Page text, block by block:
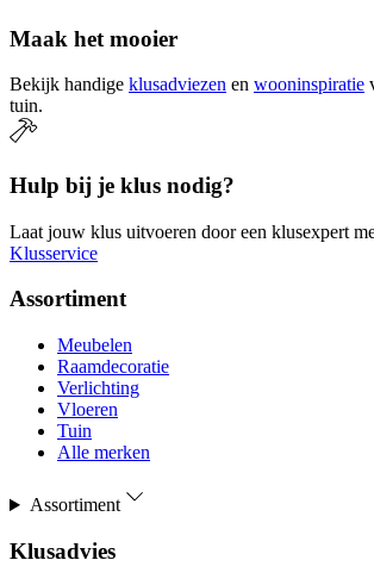
Maak het mooier
Bekijk handige klusadviezen en wooninspiratie
tuin.
Hulp bij je klus nodig?
Laat jouw klus uitvoeren door een klusexpert
Klusservice
Assortiment
Meubelen
Raamdecoratie
Verlichting
Vloeren
Tuin
Alle merken
Assortiment
Klusadvies